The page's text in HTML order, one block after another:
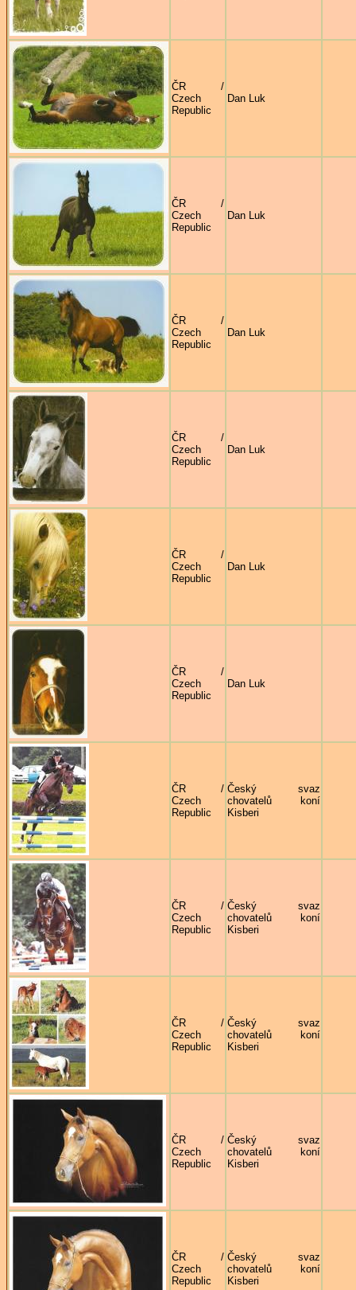
ČR /
Czech
Republic
Dan Luk
ČR /
Czech
Republic
Dan Luk
ČR /
Czech
Republic
Dan Luk
ČR /
Czech
Republic
Dan Luk
ČR /
Czech
Republic
Dan Luk
ČR /
Czech
Republic
Dan Luk
ČR /
Czech
Republic
Český svaz
chovatelů koní
Kisberi
ČR /
Czech
Republic
Český svaz
chovatelů koní
Kisberi
ČR /
Czech
Republic
Český svaz
chovatelů koní
Kisberi
ČR /
Czech
Republic
Český svaz
chovatelů koní
Kisberi
ČR /
Czech
Republic
Český svaz
chovatelů koní
Kisberi